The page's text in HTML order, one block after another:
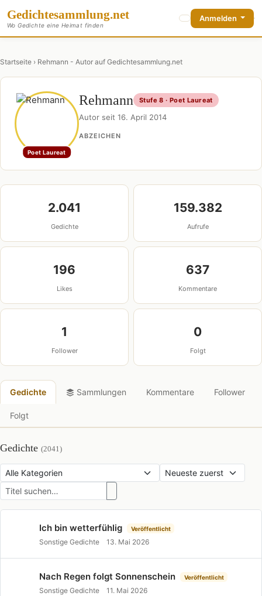
Gedichtesammlung.net
Wo Gedichte eine Heimat finden
Anmelden
Startseite › Rehmann - Autor auf Gedichtesammlung.net
Poet Laureat
Rehmann Stufe 8 · Poet Laureat
Autor seit 16. April 2014
ABZEICHEN
2.041
Gedichte
159.382
Aufrufe
196
Likes
637
Kommentare
1
Follower
0
Folgt
Gedichte Sammlungen Kommentare Follower
Folgt
Gedichte (2041)
Ich bin wetterfühlig Veröffentlicht
Sonstige Gedichte 13. Mai 2026
Nach Regen folgt Sonnenschein Veröffentlicht
Sonstige Gedichte 11. Mai 2026